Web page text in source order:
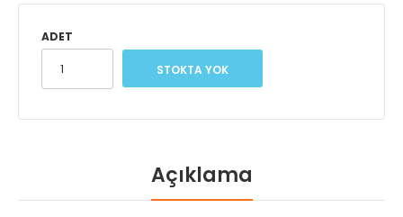
ADET
STOKTA YOK
Açıklama